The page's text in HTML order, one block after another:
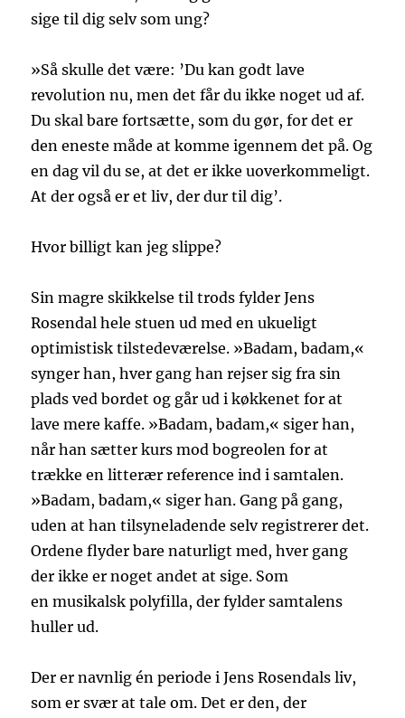
sige til dig selv som ung?
»Så skulle det være: ’Du kan godt lave
revolution nu, men det får du ikke noget ud af.
Du skal bare fortsætte, som du gør, for det er
den eneste måde at komme igennem det på. Og
en dag vil du se, at det er ikke uoverkommeligt.
At der også er et liv, der dur til dig’.
Hvor billigt kan jeg slippe?
Sin magre skikkelse til trods fylder Jens
Rosendal hele stuen ud med en ukueligt
optimistisk tilstedeværelse. »Badam, badam,«
synger han, hver gang han rejser sig fra sin
plads ved bordet og går ud i køkkenet for at
lave mere kaffe. »Badam, badam,« siger han,
når han sætter kurs mod bogreolen for at
trække en litterær reference ind i samtalen.
»Badam, badam,« siger han. Gang på gang,
uden at han tilsyneladende selv registrerer det.
Ordene flyder bare naturligt med, hver gang
der ikke er noget andet at sige. Som
en musikalsk polyfilla, der fylder samtalens
huller ud.
Der er navnlig én periode i Jens Rosendals liv,
som er svær at tale om. Det er den, der